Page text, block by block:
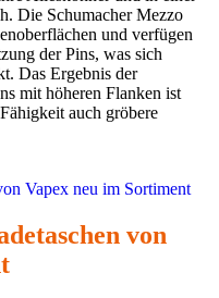
Die Schumacher Mezzo
und verfügen
der Pins, was sich
Das Ergebnis der
mit höheren Flanken ist
auch gröbere
von